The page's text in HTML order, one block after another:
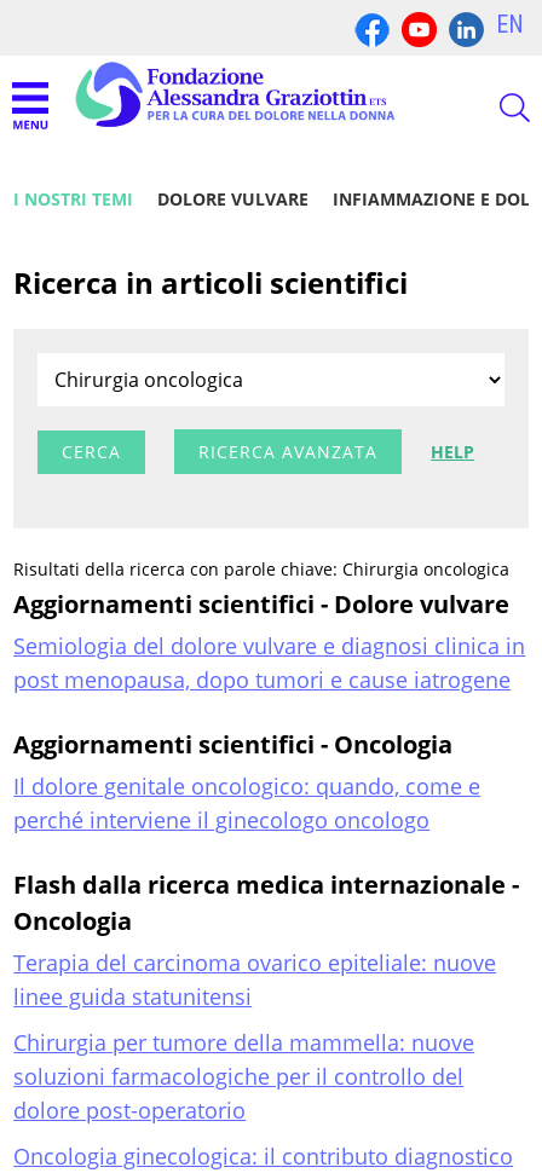
EN
I NOSTRI TEMI DOLORE VULVARE INFIAMMAZIONE E
Ricerca in articoli scientifici
RICERCA AVANZATA HELP
Risultati della ricerca con parole chiave: Chirurgia oncologica
Aggiornamenti scientifici - Dolore vulvare
Semiologia del dolore vulvare e diagnosi clinica in
post menopausa, dopo tumori e cause iatrogene
Aggiornamenti scientifici - Oncologia
Il dolore genitale oncologico: quando, come e
perché interviene il ginecologo oncologo
Flash dalla ricerca medica internazionale -
Oncologia
Terapia del carcinoma ovarico epiteliale: nuove
linee guida statunitensi
Chirurgia per tumore della mammella: nuove
soluzioni farmacologiche per il controllo del
dolore post-operatorio
Oncologia ginecologica: il contributo diagnostico